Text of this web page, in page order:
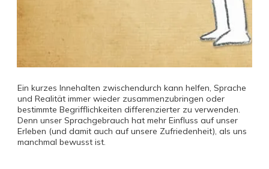
Ein kurzes Innehalten zwischendurch kann helfen, Sprache
und Realität immer wieder zusammenzubringen oder
bestimmte Begrifflichkeiten differenzierter zu verwenden.
Denn unser Sprachgebrauch hat mehr Einfluss auf unser
Erleben (und damit auch auf unsere Zufriedenheit), als uns
manchmal bewusst ist.